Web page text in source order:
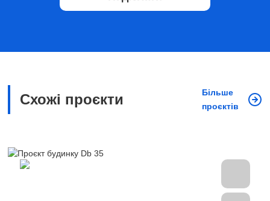
Схожі проєкти
Більше
проєктів